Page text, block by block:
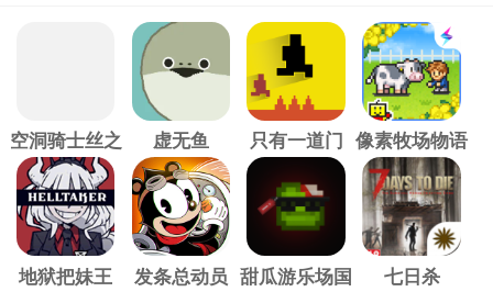
空洞骑士丝之
歌
虚无鱼 只有一道门 像素牧场物语
地狱把妹王 发条总动员
甜瓜游乐场国
七日杀